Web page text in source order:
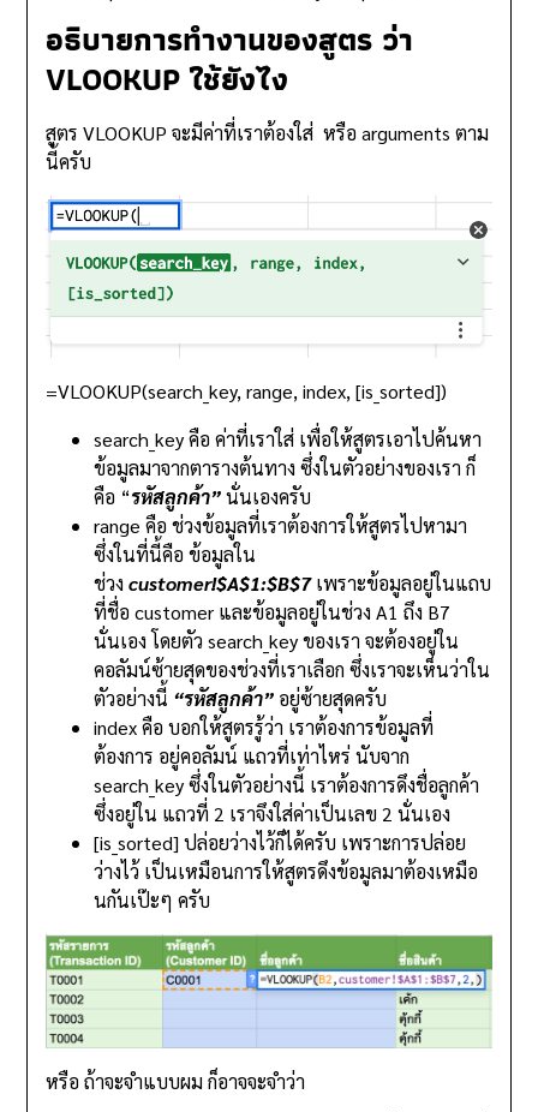
อธิบายการทำงานของสูตร ว่า
VLOOKUP ใช้ยังไง
สูตร VLOOKUP จะมีค่าที่เราต้องใส่ หรือ arguments ตาม
นี้ครับ
=VLOOKUP(search_key, range, index, [is_sorted])
search_key คือ ค่าที่เราใส่ เพื่อให้สูตรเอาไปค้นหา
ข้อมูลมาจากตารางต้นทาง ซึ่งในตัวอย่างของเรา ก็
คือ “รหัสลูกค้า”นั่นเองครับ
range คือ ช่วงข้อมูลที่เราต้องการให้สูตรไปหามา
ซึ่งในที่นี้คือ ข้อมูลใน
ช่วงcustomer!$A$1:$B$7เพราะข้อมูลอยู่ในแถบ
ที่ชื่อ customer และข้อมูลอยู่ในช่วง A1 ถึง B7
นั่นเอง โดยตัว search_key ของเรา จะต้องอยู่ใน
คอลัมน์ซ้ายสุดของช่วงที่เราเลือก ซึ่งเราจะเห็นว่าใน
ตัวอย่างนี้ “รหัสลูกค้า” อยู่ซ้ายสุดครับ
index คือ บอกให้สูตรรู้ว่า เราต้องการข้อมูลที่
ต้องการ อยู่คอลัมน์ แถวที่เท่าไหร่ นับจาก
search_key ซึ่งในตัวอย่างนี้ เราต้องการดึงชื่อลูกค้า
ซึ่งอยู่ใน แถวที่ 2 เราจึงใส่ค่าเป็นเลข 2 นั่นเอง
[is_sorted] ปล่อยว่างไว้ก็ได้ครับ เพราะการปล่อย
ว่างไว้ เป็นเหมือนการให้สูตรดึงข้อมูลมาต้องเหมือ
นกันเป๊ะๆ ครับ
หรือ ถ้าจะจำแบบผม ก็อาจจะจำว่า